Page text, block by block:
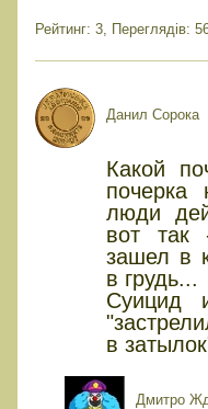
Рейтинг: 3, Переглядів:
Данил Сорока
Какой
почерка
люди
вот
зашел в
в грудь...
Суицид
в
Дмитро